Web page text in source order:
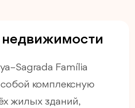
Família
комплексную
жилых зданий,